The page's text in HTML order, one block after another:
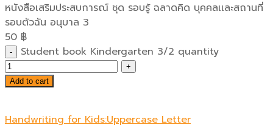
หนังสือเสริมประสบการณ์ ชุด รอบรู้ ฉลาดคิด บุคคลเเละสถานที่
รอบตัวฉัน อนุบาล 3
50 ฿
Student book Kindergarten 3/2 quantity
Add to cart
Handwriting for Kids:Uppercase Letter